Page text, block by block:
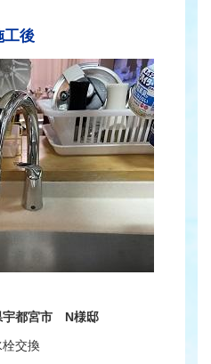
工後
宇都宮市 N様邸
栓交換